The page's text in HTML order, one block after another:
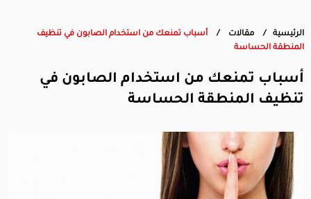
ديكور الرئيسية مقالات
أسباب تمنعك من استخدام الصابون في تنظيف
المنطقة الحساسة
أسباب تمنعك من استخدام الصابون في
تنظيف المنطقة الحساسة